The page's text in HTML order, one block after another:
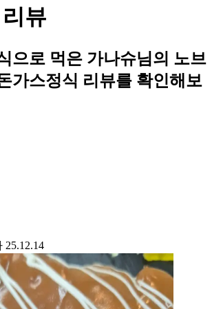
뷰
으로 먹은 가나슈님의 노브
가스정식 리뷰를 확인해보
25.12.14